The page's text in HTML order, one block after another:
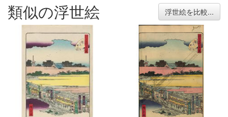
類似の浮世絵 浮世絵を比較...